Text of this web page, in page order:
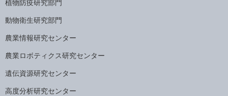
植物防疫研究部門
動物衛生研究部門
農業情報研究センター
農業ロボティクス研究センター
遺伝資源研究センター
高度分析研究センター